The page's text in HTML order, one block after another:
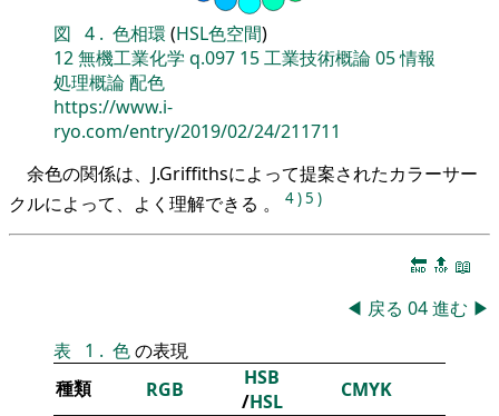
図 4 . 色相環 (HSL色空間)
12無機工業化学 q.097 15工業技術概論05情報
処理概論配色
https://www.i-
ryo.com/entry/2019/02/24/211711
余色の関係は、J.Griffithsによって提案されたカラーサー
クルによって、よく理解できる 。
4)5 )
🔚 🔝 📖
◀ 戻る 04進む ▶
表
1 . 色の表現
種類
RGB
HSB
/HSL CMYK